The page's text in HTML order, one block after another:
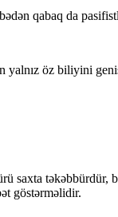
qabaq da
öz biliyini
saxta təkəbbürdür,
göstərməlidir.